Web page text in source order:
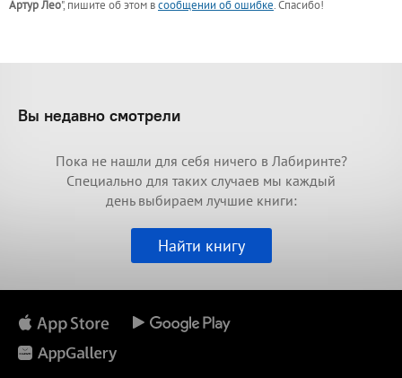
Артур Лео", пишите об этом всообщении об ошибке. Спасибо!
Вы недавно смотрели
Пока не нашли для себя ничего в Лабиринте?
Специально для таких случаев мы каждый
день выбираем лучшие книги:
Найти книгу